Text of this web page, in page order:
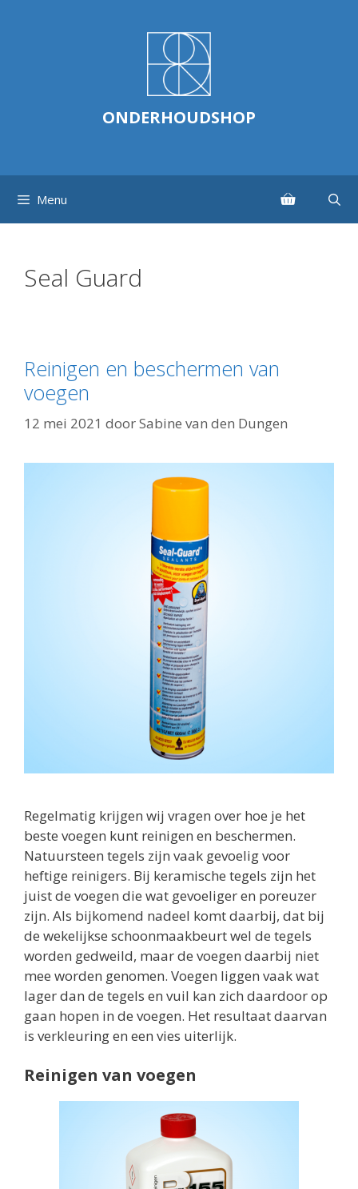
ONDERHOUDSHOP
Menu
Seal Guard
Reinigen en beschermen van
voegen
12 mei 2021 doorSabine van den Dungen
Regelmatig krijgen wij vragen over hoe je het
beste voegen kunt reinigen en beschermen.
Natuursteen tegels zijn vaak gevoelig voor
heftige reinigers. Bij keramische tegels zijn het
juist de voegen die wat gevoeliger en poreuzer
zijn. Als bijkomend nadeel komt daarbij, dat bij
de wekelijkse schoonmaakbeurt wel de tegels
worden gedweild, maar de voegen daarbij niet
mee worden genomen. Voegen liggen vaak wat
lager dan de tegels en vuil kan zich daardoor op
gaan hopen in de voegen. Het resultaat daarvan
is verkleuring en een vies uiterlijk.
Reinigen van voegen